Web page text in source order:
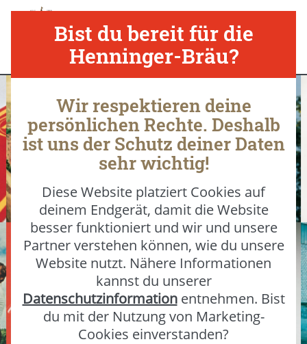
Bist du bereit für die
Henninger-Bräu?
Wir respektieren deine
persönlichen Rechte. Deshalb
ist uns der Schutz deiner Daten
sehr wichtig!
Diese Website platziert Cookies auf
deinem Endgerät, damit die Website
besser funktioniert und wir und unsere
Partner verstehen können, wie du unsere
Website nutzt. Nähere Informationen
kannst du unserer
Datenschutzinformationentnehmen. Bist
du mit der Nutzung von Marketing-
Cookies einverstanden?